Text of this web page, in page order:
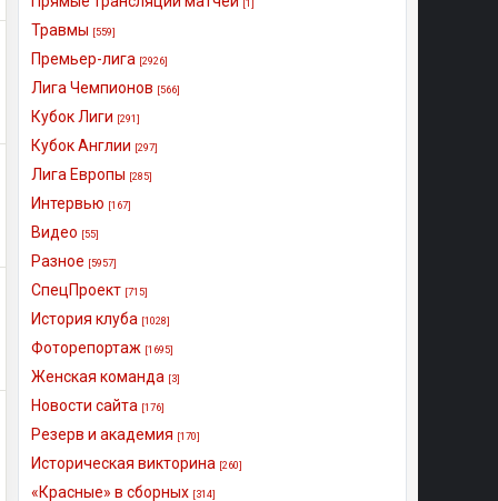
[1]
Травмы [559]
Премьер-лига [2926]
Лига Чемпионов [566]
Кубок Лиги [291]
Кубок Англии [297]
Лига Европы [285]
Интервью [167]
Видео [55]
Разное [5957]
СпецПроект [715]
История клуба [1028]
Фоторепортаж [1695]
Женская команда [3]
Новости сайта [176]
Резерв и академия [170]
Историческая викторина [260]
«Красные» в сборных [314]